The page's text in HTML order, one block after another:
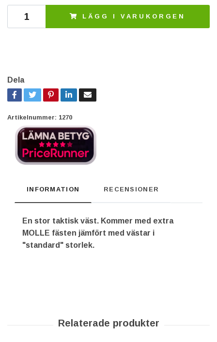
LÄGG I VARUKORGEN
Dela
Artikelnummer: 1270
INFORMATION RECENSIONER
En stor taktisk väst. Kommer med extra
MOLLE fästen jämfört med västar i
"standard" storlek.